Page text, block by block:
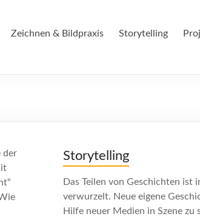
Zeichnen & Bildpraxis Storytelling
der
Storytelling
Das Teilen von Geschichten ist
verwurzelt. Neue eigene
Hilfe neuer Medien in Szene zu